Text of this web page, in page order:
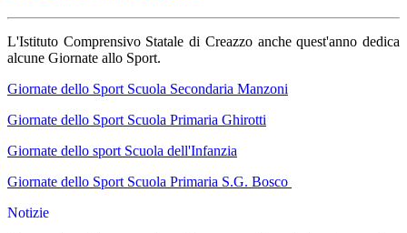
L'Istituto Comprensivo Statale di Creazzo anche quest'anno dedica
alcune Giornate allo Sport.
Giornate dello Sport Scuola Secondaria Manzoni
Giornate dello Sport Scuola Primaria Ghirotti
Giornate dello sport Scuola dell'Infanzia
Giornate dello Sport Scuola Primaria S.G. Bosco
Notizie